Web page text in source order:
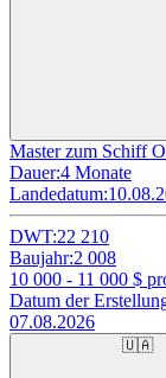
Master zum Schiff
Dauer:4 Monate
Landedatum:
DWT:22 210
Baujahr:2 008
10 000 - 11 000 $
Datum der
07.08.2026
🇺🇦